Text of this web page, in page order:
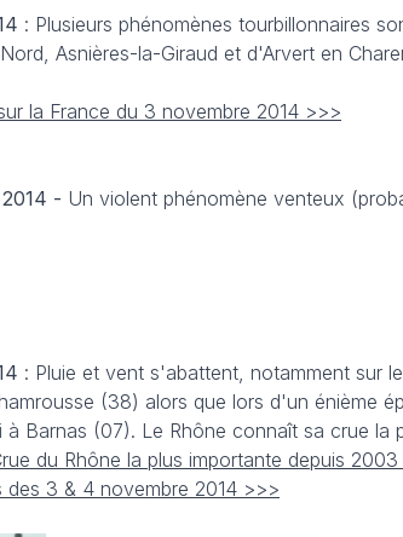
: Plusieurs phénomènes tourbillonnaires
Asnières-la-Giraud et d'Arvert en
la France du 3 novembre 2014 >>>
2014 - Un violent phénomène venteux
: Pluie et vent s'abattent, notamment sur
(38) alors que lors d'un énième
à Barnas (07). Le Rhône connaît sa crue la
du Rhône la plus importante depuis
des 3 & 4 novembre 2014 >>>